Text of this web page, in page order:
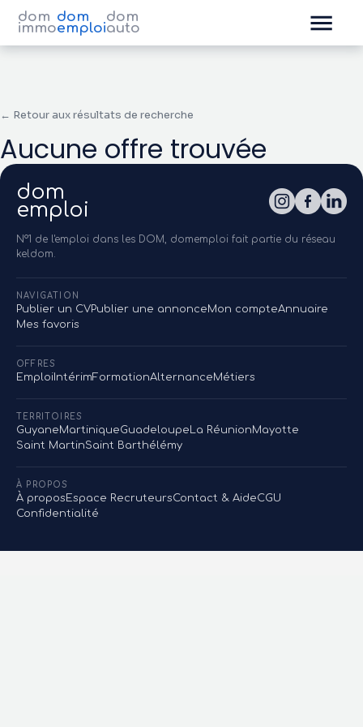
dom
immo
dom
emploi
dom
auto
← Retour aux résultats de recherche
Aucune offre trouvée
dom
emploi
N°1 de l'emploi dans les DOM, domemploi fait partie du réseau
keldom.
NAVIGATION
Publier un CVPublier une annonceMon compteAnnuaire
Mes favoris
OFFRES
EmploiIntérimFormationAlternanceMétiers
TERRITOIRES
GuyaneMartiniqueGuadeloupe La RéunionMayotte
Saint MartinSaint Barthélémy
À PROPOS
À propos Espace RecruteursContact & AideCGU
Confidentialité